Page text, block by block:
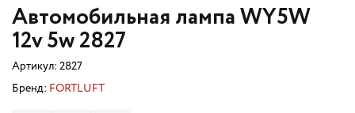
Автомобильная лампа WY5W
12v 5w 2827
Артикул: 2827
Бренд: FORTLUFT